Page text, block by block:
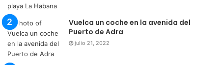
Vuelca un coche en la avenida del
Puerto de Adra
julio 21, 2022